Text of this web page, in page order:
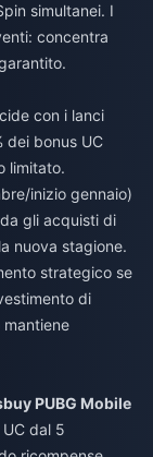
simultanei. I
concentra
con i lanci
dei bonus UC
limitato.
inizio gennaio)
gli acquisti di
nuova stagione.
strategico se
di
PUBG Mobile
dal 5